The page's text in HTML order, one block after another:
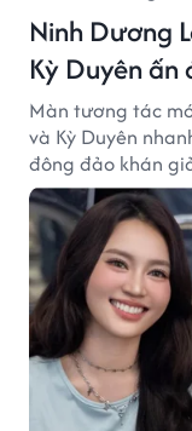
Ninh Dương
Kỳ Duyên
Màn tương tác
và Kỳ Duyên
đông đảo khán